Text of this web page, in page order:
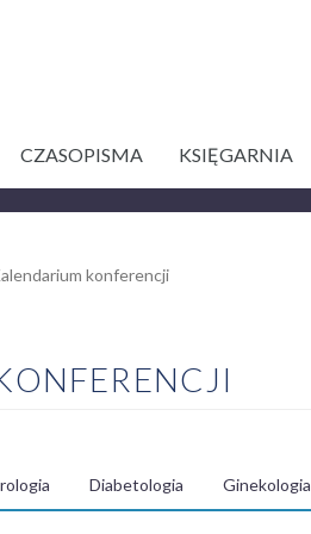
CZASOPISMA KSIĘGARNIA
konferencji
Diabetologia Ginekologia